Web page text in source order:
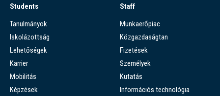
Students
Tanulmányok
Iskolázottság
Lehetőségek
Karrier
Mobilitás
Képzések
Staff
Munkaerőpiac
Közgazdaságtan
Fizetések
Személyek
Kutatás
Információs technológia